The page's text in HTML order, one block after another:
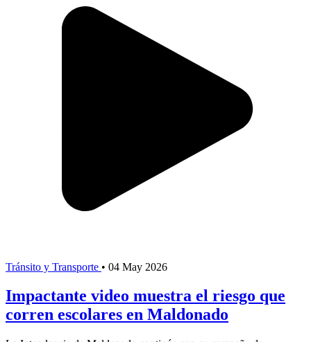
Tránsito y Transporte • 04 May 2026
Impactante video muestra el riesgo que
corren escolares en Maldonado